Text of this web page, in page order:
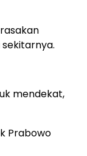
mendekat,
Prabowo